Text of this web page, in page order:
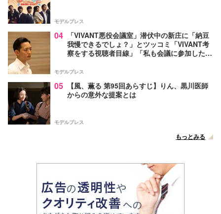
モデルプレス
04
「VIVANT悪役会議室」潜伏中の新庄に「納豆
我慢できるでしょ？」とツッコミ「VIVANT考
察をする視聴者目線」「私も会議に参加した
モデルプレス
05
【風、薫る 第95回あらすじ】りん、黒川医師
からの意外な提案とは
モデルプレス
もっとみる